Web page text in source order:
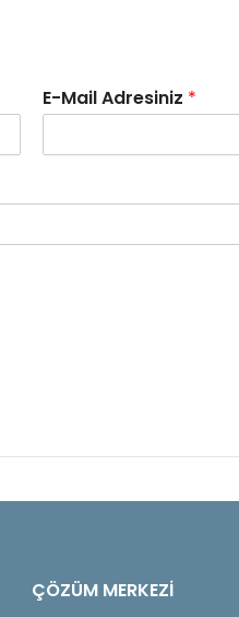
E-Mail Adresiniz *
ÇÖZÜM MERKEZİ